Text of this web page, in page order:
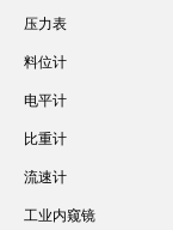
压力表
料位计
电平计
比重计
流速计
工业内窥镜